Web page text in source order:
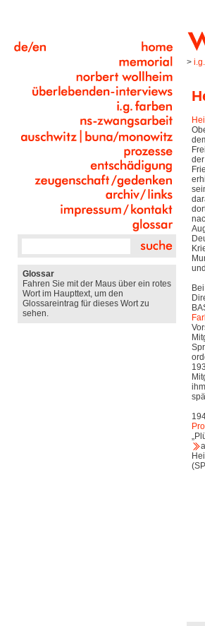
Glossar
Fahren Sie mit der Maus über ein rotes
Wort im Haupttext, um den
Glossareintrag für dieses Wort zu
sehen.
>
a